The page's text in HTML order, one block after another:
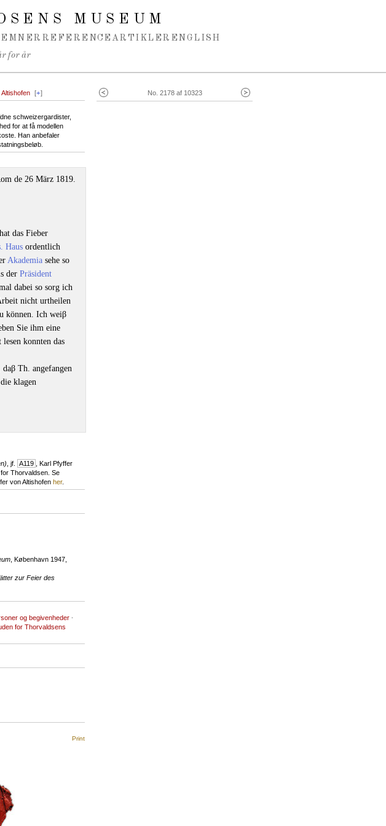
MUSEUM
EMNER REFERENCEARTIKLER ENGLISH
for år
No. 2178 af 10323
[+]
schweizergardister,
for at få modellen
Han anbefaler
de 26 März 1819.
das Fieber
Haus ordentlich
Akademia sehe so
der Präsident
dabei so sorg ich
nicht urtheilen
können. Ich weiβ
Sie ihm eine
konnten das
Th. angefangen
klagen
, jf. A119
, Karl Pfyffer
Thorvaldsen. Se
von Altishofen her.
, København 1947,
zur Feier des
og begivenheder ·
for Thorvaldsens
Print